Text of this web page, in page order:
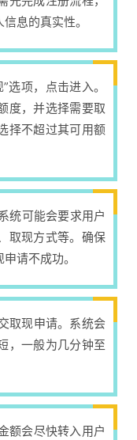
息的真实性。
选项，点击进入。
度，并选择需要取
择不超过其可用额
统可能会要求用户
取现方式等。确保
请不成功。
取现申请。系统会
，一般为几分钟至
额会尽快转入用户